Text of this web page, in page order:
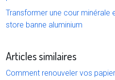
Transformer une cour minérale
store banne aluminium
Articles similaires
Comment renouveler vos